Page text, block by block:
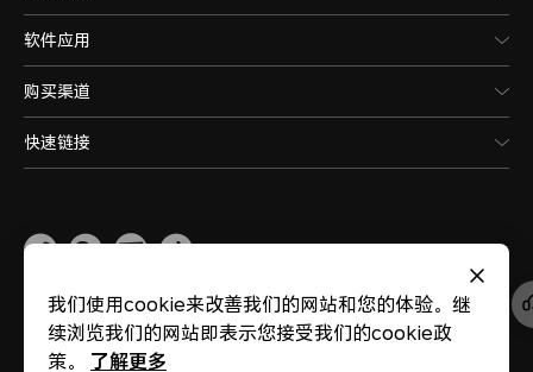
软件应用
购买渠道
快速链接
China (简体中文)
我们使用cookie来改善我们的网站和您的体验。继
续浏览我们的网站即表示您接受我们的cookie政
策。
了解更多